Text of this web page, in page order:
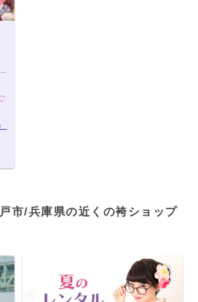
市/兵庫県の近くの袴ショップ